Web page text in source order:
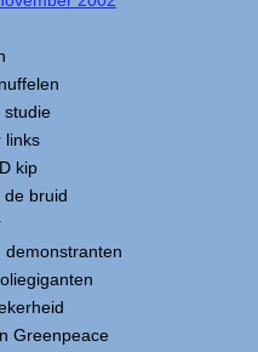
studie
links
kip
de bruid
demonstranten
Greenpeace